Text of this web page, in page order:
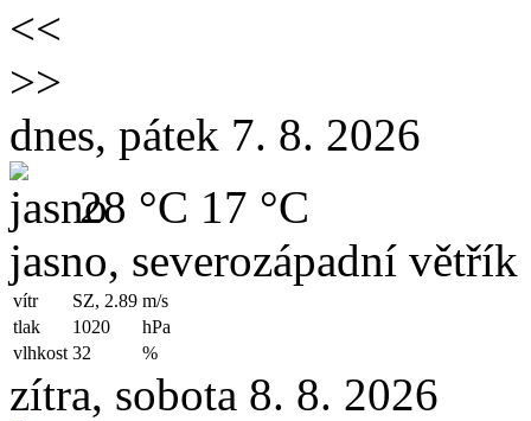
<<
>>
dnes, pátek 7. 8. 2026
28 °C 17 °C
jasno, severozápadní větřík
vítr SZ, 2.89 m/s
tlak
1020
hPa
vlhkost 32 %
zítra, sobota 8. 8. 2026